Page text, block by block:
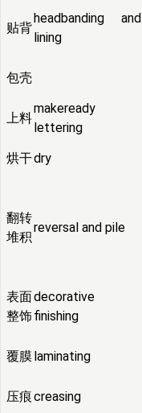
贴背
headbanding and
lining
包壳
上料
makeready
lettering
烘干dry
翻转
堆积
reversal and pile
表面
整饰
decorative
finishing
覆膜laminating
压痕creasing